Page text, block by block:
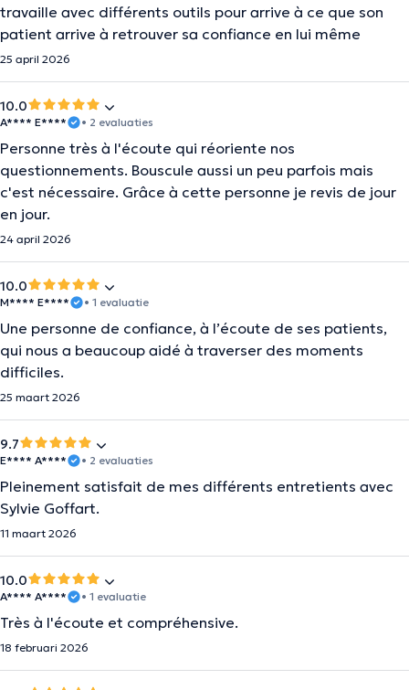
travaille avec différents outils pour arrive à ce que son
patient arrive à retrouver sa confiance en lui même
25 april 2026
10.0
A**** E**** • 2 evaluaties
Personne très à l'écoute qui réoriente nos
questionnements. Bouscule aussi un peu parfois mais
c'est nécessaire. Grâce à cette personne je revis de jour
en jour.
24 april 2026
10.0
M**** E**** • 1 evaluatie
Une personne de confiance, à l’écoute de ses patients,
qui nous a beaucoup aidé à traverser des moments
difficiles.
25 maart 2026
9.7
E**** A**** • 2 evaluaties
Pleinement satisfait de mes différents entretients avec
Sylvie Goffart.
11 maart 2026
10.0
A**** A**** • 1 evaluatie
Très à l'écoute et compréhensive.
18 februari 2026